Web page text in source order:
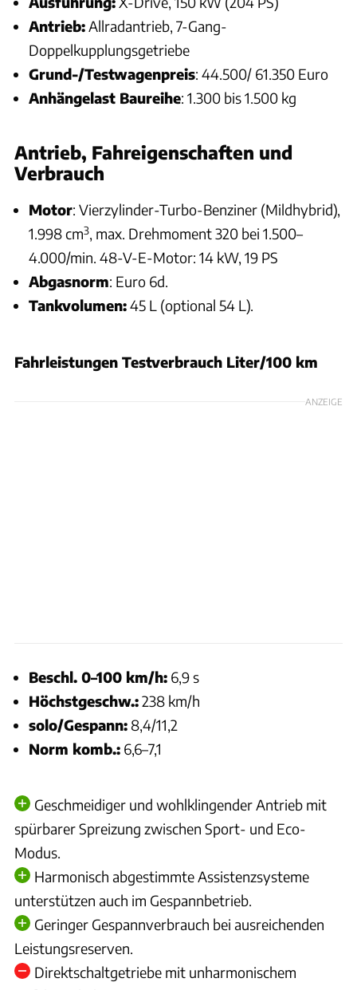
Antrieb:Allradantrieb, 7-Gang-
Doppelkupplungsgetriebe
Grund-/Testwagenpreis: 44.500/ 61.350 Euro
Anhängelast Baureihe: 1.300 bis 1.500 kg
Antrieb, Fahreigenschaften und
Verbrauch
Motor: Vierzylinder-Turbo-Benziner (Mildhybrid),
1.998 cm3, max. Drehmoment 320 bei 1.500–
4.000/min. 48-V-E-Motor: 14 kW, 19 PS
Abgasnorm: Euro 6d.
Tankvolumen:45 L (optional 54 L).
Fahrleistungen Testverbrauch Liter/100 km
ANZEIGE
Beschl. 0–100 km/h: 6,9 s
Höchstgeschw.:238 km/h
solo/Gespann: 8,4/11,2
Norm komb.: 6,6–7,1
Geschmeidiger und wohlklingender Antrieb mit
spürbarer Spreizung zwischen Sport- und Eco-
Modus.
Harmonisch abgestimmte Assistenzsysteme
unterstützen auch im Gespannbetrieb.
Geringer Gespannverbrauch bei ausreichenden
Leistungsreserven.
Direktschaltgetriebe mit unharmonischem